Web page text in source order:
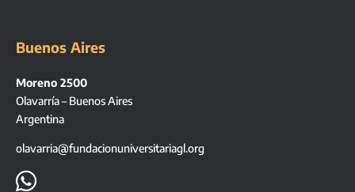
Buenos Aires
Moreno 2500
Olavarría – Buenos Aires
Argentina
olavarria@fundacionuniversitariagl.org
